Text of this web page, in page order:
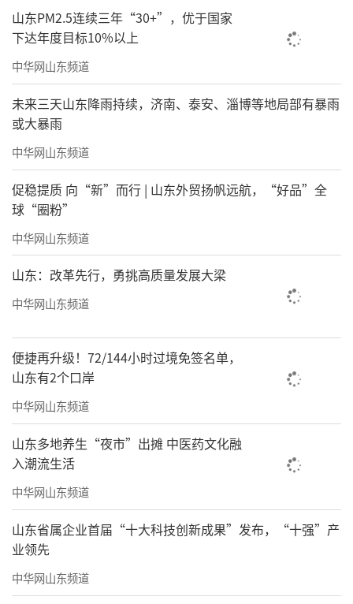
山东PM2.5连续三年“30+”，优于国家
下达年度目标10%以上
中华网山东频道
未来三天山东降雨持续，济南、泰安、淄博等地局部有暴雨
或大暴雨
中华网山东频道
促稳提质 向“新”而行 | 山东外贸扬帆远航，“好品”全
球“圈粉”
中华网山东频道
山东：改革先行，勇挑高质量发展大梁
中华网山东频道
便捷再升级！72/144小时过境免签名单，
山东有2个口岸
中华网山东频道
山东多地养生“夜市”出摊 中医药文化融
入潮流生活
中华网山东频道
山东省属企业首届“十大科技创新成果”发布，“十强”产
业领先
中华网山东频道